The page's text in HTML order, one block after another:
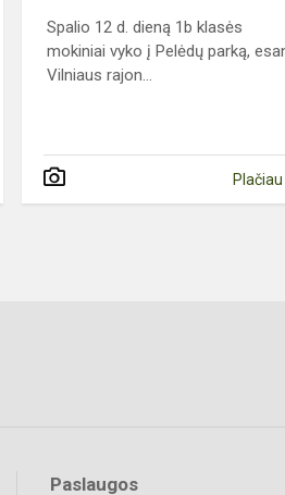
Spalio 12 d. dieną 1b klasės
mokiniai vyko į Pelėdų parką,
Vilniaus rajon...
Plačiau
Paslaugos